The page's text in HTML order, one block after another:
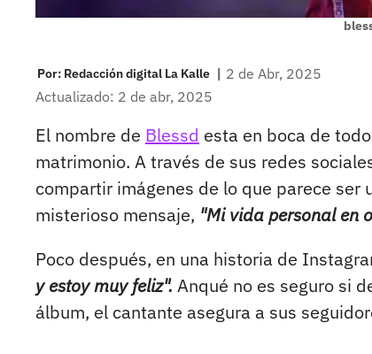
Por: Redacción digital La Kalle | 2 de Abr, 2025
Actualizado: 2 de abr, 2025
El nombre de Blessd esta en boca de
matrimonio. A través de sus redes
compartir imágenes de lo que parece ser
misterioso mensaje, "Mi vida personal en
Poco después, en una historia de
y estoy muy feliz". Anqué no es seguro si
álbum, el cantante asegura a sus